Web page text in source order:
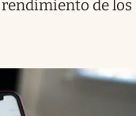
rendimiento de los